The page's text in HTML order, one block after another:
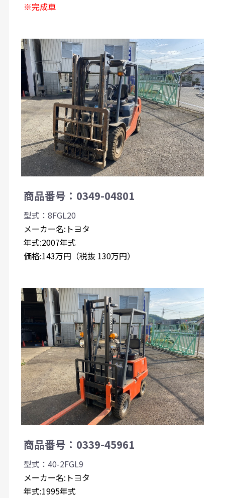
※完成車
商品番号：0349-04801
型式：8FGL20
メーカー名:トヨタ
年式:2007年式
価格:143万円（税抜 130万円）
商品番号：0339-45961
型式：40-2FGL9
メーカー名:トヨタ
年式:1995年式